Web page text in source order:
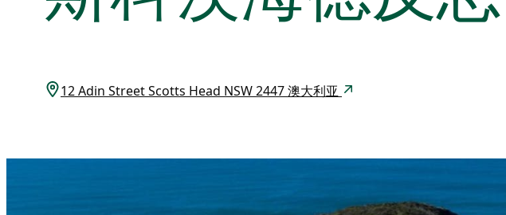
12 Adin Street Scotts Head NSW 2447 澳大利亚